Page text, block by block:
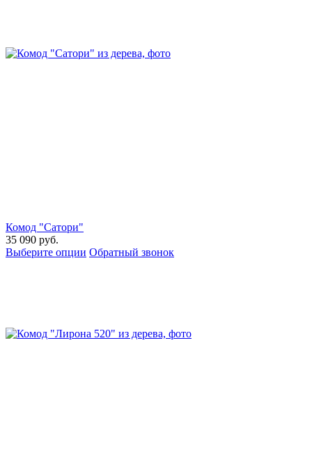
Комод "Сатори"
35 090 руб.
Выберите опции Обратный звонок